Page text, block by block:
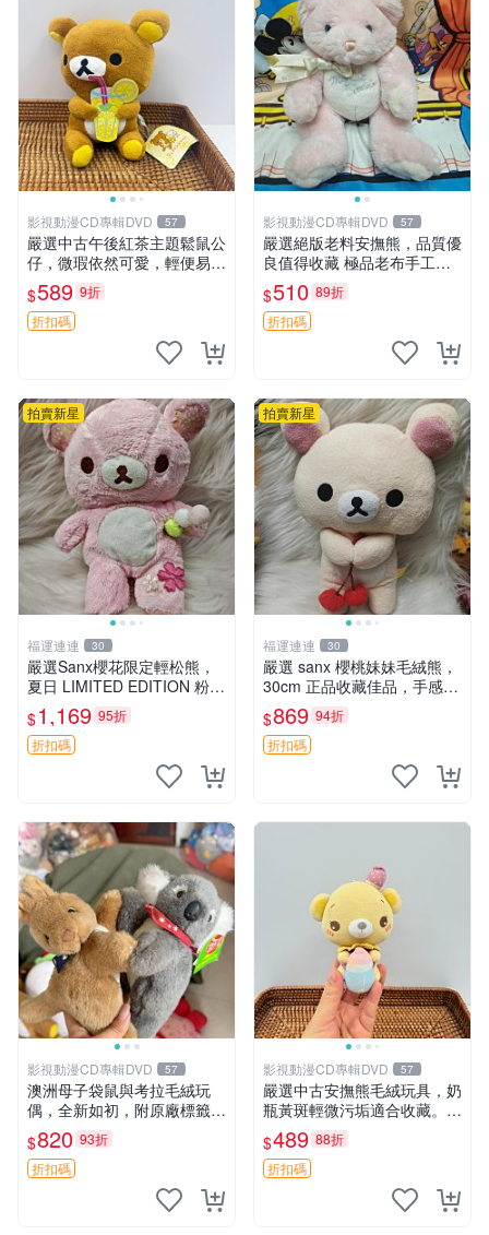
影視動漫CD專輯DVD 57
嚴選中古午後紅茶主題鬆鼠公
仔，微瑕依然可愛，輕便易運
送 二手收藏推薦 工廠直營 快
遞到府 中古 玩偶 公仔
$589 9折
折扣碼
影視動漫CD專輯DVD 57
嚴選絕版老料安撫熊，品質優
良值得收藏 極品老布手工安
撫搖鈴玩具，適合哄睡寶貝
超柔老料搖鈴熊，專為孩子設
計的安心伴護 推薦絕版老布
製工藝搖鈴熊，可當作童
$510 89折
折扣碼
拍賣新星
福運連連 30
嚴選Sanx櫻花限定輕松熊，
夏日 LIMITED EDITION 粉色
毛絨熊，背有拉鏈設計，肚內
填充豆袋，精致工藝呈現，狀
態如新，適合收藏與送人 櫻
$1,169 95折
折扣碼
拍賣新星
福運連連 30
嚴選 sanx 櫻桃妹妹毛絨熊，
30cm 正品收藏佳品，手感極
軟，適合贈送與收藏 櫻桃妹
妹、sanx、毛絨熊
$869 94折
折扣碼
影視動漫CD專輯DVD 57
澳洲母子袋鼠與考拉毛絨玩
偶，全新如初，附原廠標籤，
手感極軟，適合贈送親朋好
友。袋鼠與考拉正版，精緻尺
寸，適合作為收藏或家飾擺
設，增添暖意。 母子、袋
$820 93折
折扣碼
影視動漫CD專輯DVD 57
嚴選中古安撫熊毛絨玩具，奶
瓶黃斑輕微污垢適合收藏。默
認兩日發貨，全國快遞隨機派
送。 成色如圖可放心購買，
輕微瑕疵和臟污不影響使用。
安撫熊 中古玩偶 毛
$489 88折
折扣碼